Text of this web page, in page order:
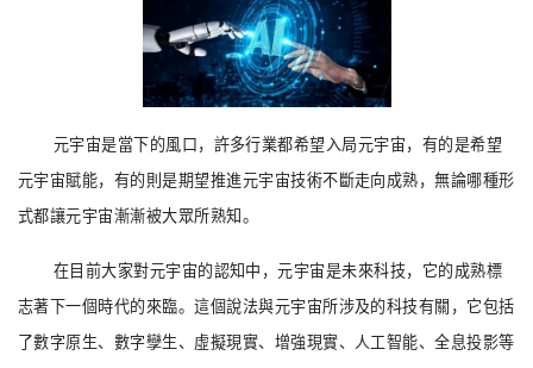
元宇宙是當下的風口，許多行業都希望入局元宇宙，有的是希望
元宇宙賦能，有的則是期望推進元宇宙技術不斷走向成熟，無論哪種形
式都讓元宇宙漸漸被大眾所熟知。
在目前大家對元宇宙的認知中，元宇宙是未來科技，它的成熟標
志著下一個時代的來臨。這個說法與元宇宙所涉及的科技有關，它包括
了數字原生、數字孿生、虛擬現實、增強現實、人工智能、全息投影等